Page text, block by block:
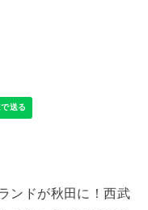
ンドが秋田に！西武